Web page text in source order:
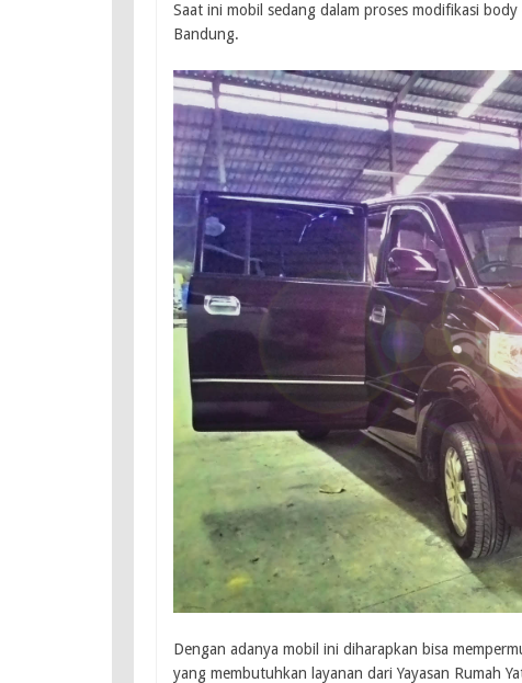
Saat ini mobil sedang dalam proses modifikasi
Bandung.
Dengan adanya mobil ini diharapkan bisa
yang membutuhkan layanan dari Yayasan Rumah